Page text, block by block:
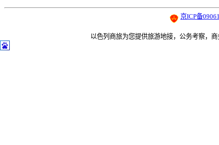
京ICP备
以色列商旅为您提供旅游地接，公务考察，